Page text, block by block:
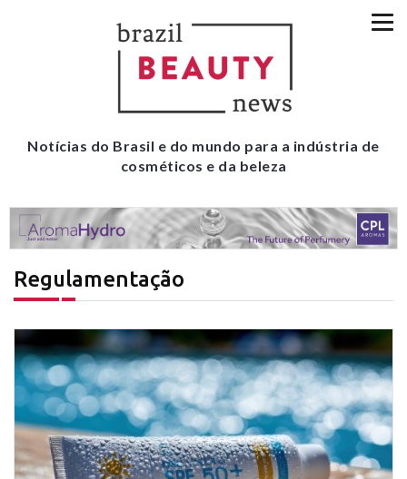
Notícias do Brasil e do mundo para a indústria de
cosméticos e da beleza
Regulamentação